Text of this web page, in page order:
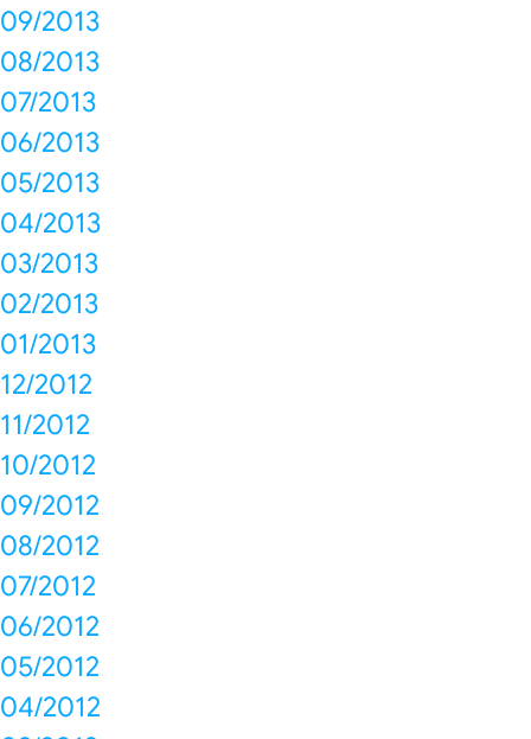
09/2013
08/2013
07/2013
06/2013
05/2013
04/2013
03/2013
02/2013
01/2013
12/2012
11/2012
10/2012
09/2012
08/2012
07/2012
06/2012
05/2012
04/2012